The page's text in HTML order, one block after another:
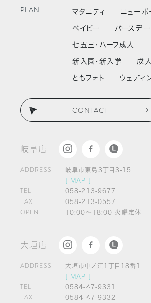
PLAN マタニティ ニューボ
ベイビー バースデー
七五三・ハーフ成人
新入園・新入学 成
ともフォト ウェディ
CONTACT
岐阜店
ADDRESS
岐阜市東島3丁目3-15
[ MAP ]
TEL 058-213-9677
FAX 058-213-0557
OPEN 10:00～18:00 火曜定休
大垣店
ADDRESS
大垣市中ノ江1丁目18番1
[ MAP ]
TEL 0584-47-9331
FAX 0584-47-9332